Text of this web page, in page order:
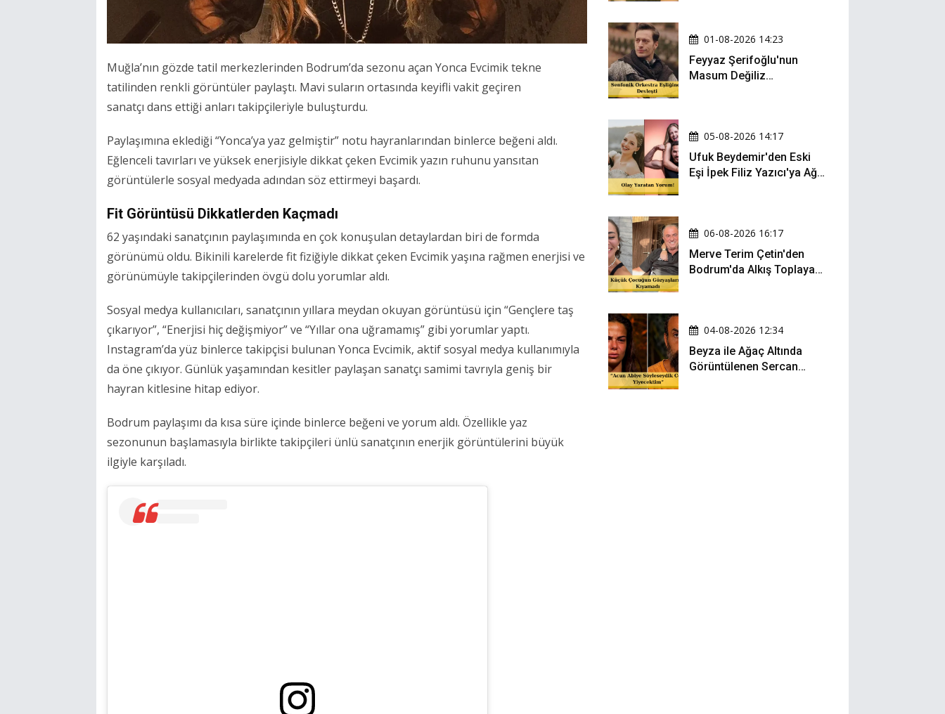
Muğla’nın gözde tatil merkezlerinden Bodrum’da sezonu açan Yonca Evcimik tekne
tatilinden renkli görüntüler paylaştı. Mavi suların ortasında keyifli vakit geçiren
sanatçı dans ettiği anları takipçileriyle buluşturdu.
Paylaşımına eklediği “Yonca’ya yaz gelmiştir” notu hayranlarından binlerce beğeni aldı.
Eğlenceli tavırları ve yüksek enerjisiyle dikkat çeken Evcimik yazın ruhunu yansıtan
görüntülerle sosyal medyada adından söz ettirmeyi başardı.
Fit Görüntüsü Dikkatlerden Kaçmadı
62 yaşındaki sanatçının paylaşımında en çok konuşulan detaylardan biri de formda
görünümü oldu. Bikinili karelerde fit fiziğiyle dikkat çeken Evcimik yaşına rağmen enerjisi ve
görünümüyle takipçilerinden övgü dolu yorumlar aldı.
Sosyal medya kullanıcıları, sanatçının yıllara meydan okuyan görüntüsü için “Gençlere taş
çıkarıyor”, “Enerjisi hiç değişmiyor” ve “Yıllar ona uğramamış” gibi yorumlar yaptı.
Instagram’da yüz binlerce takipçisi bulunan Yonca Evcimik, aktif sosyal medya kullanımıyla
da öne çıkıyor. Günlük yaşamından kesitler paylaşan sanatçı samimi tavrıyla geniş bir
hayran kitlesine hitap ediyor.
Bodrum paylaşımı da kısa süre içinde binlerce beğeni ve yorum aldı. Özellikle yaz
sezonunun başlamasıyla birlikte takipçileri ünlü sanatçının enerjik görüntülerini büyük
ilgiyle karşıladı.
01-08-2026 14:23
Feyyaz Şerifoğlu'nun
Masum Değiliz
05-08-2026 14:17
Ufuk Beydemir'den Eski
Eşi İpek Filiz Yazıcı'ya Ağır
06-08-2026 16:17
Merve Terim Çetin'den
Bodrum'da Alkış Toplayan
04-08-2026 12:34
Beyza ile Ağaç Altında
Görüntülenen Sercan